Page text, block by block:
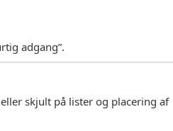
adgang”.
skjult på lister og placering af